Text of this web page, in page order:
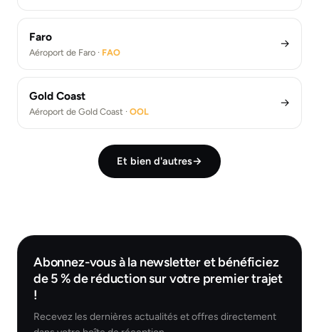
Faro
Aéroport de Faro · FAO
→
Gold Coast
Aéroport de Gold Coast · OOL
→
Et bien d'autres→
Abonnez-vous à la newsletter et bénéficiez
de 5 % de réduction sur votre premier trajet
!
Recevez les dernières actualités et offres directement